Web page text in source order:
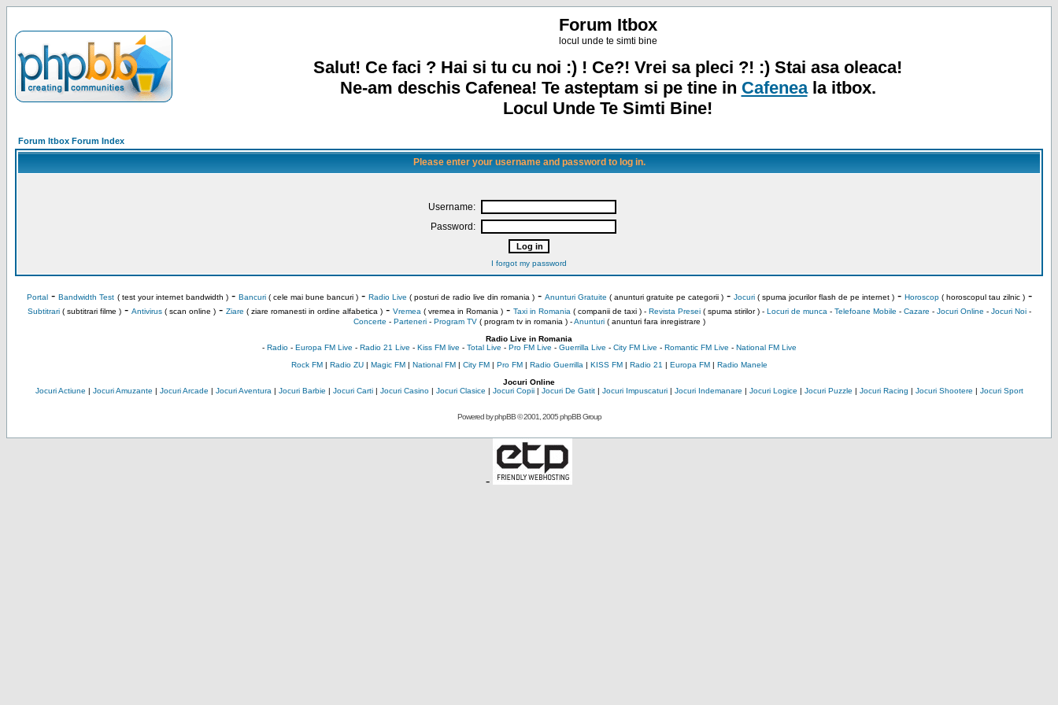
Forum Itbox
locul unde te simti bine
Salut! Ce faci ? Hai si tu cu noi :) ! Ce?! Vrei sa pleci ?! :) Stai asa oleaca!
Ne-am deschis Cafenea! Te asteptam si pe tine in Cafeneala itbox.
Locul Unde Te Simti Bine!
Forum Itbox Forum Index
Please enter your username and password to log in.
Username:
Password:
I forgot my password
Portal- Bandwidth Test ( test your internet bandwidth )- Bancuri( cele mai bune bancuri )- Radio Live ( posturi de radio live din romania )- Anunturi Gratuite ( anunturi gratuite pe categorii )- Jocuri( spuma jocurilor flash de pe internet )- Horoscop( horoscopul tau zilnic )-
Subtitrari( subtitrari filme )- Antivirus( scan online )- Ziare ( ziare romanesti in ordine alfabetica )- Vremea ( vremea in Romania )- Taxi in Romania ( companii de taxi ) - Revista Presei( spuma stirilor ) - Locuri de munca - Telefoane Mobile - Cazare - Jocuri Online - Jocuri Noi-
Concerte - Parteneri- Program TV( program tv in romania )-Anunturi( anunturi fara inregistrare )
Radio Live in Romania
- Radio- Europa FM Live - Radio 21 Live - Kiss FM live - Total Live - Pro FM Live - Guerrilla Live - City FM Live - Romantic FM Live - National FM Live
Rock FM| Radio ZU| Magic FM| National FM| City FM| Pro FM| Radio Guerrilla | KISS FM| Radio 21 | Europa FM| Radio Manele
Jocuri Online
Jocuri Actiune | Jocuri Amuzante | Jocuri Arcade | Jocuri Aventura | Jocuri Barbie | Jocuri Carti| Jocuri Casino| Jocuri Clasice | Jocuri Copii| Jocuri De Gatit| Jocuri Impuscaturi| Jocuri Indemanare | Jocuri Logice | Jocuri Puzzle | Jocuri Racing | Jocuri Shootere | Jocuri Sport
Powered byphpBB© 2001, 2005 phpBB Group
-